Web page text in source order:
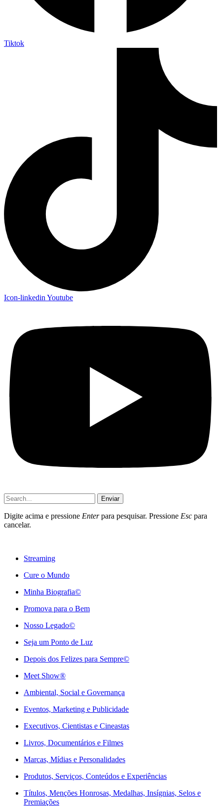
Tiktok
Icon-linkedin Youtube
Enviar
Digite acima e pressione Enterpara pesquisar. Pressione Esc para
cancelar.
Streaming
Cure o Mundo
Minha Biografia©
Promova para o Bem
Nosso Legado©
Seja um Ponto de Luz
Depois dos Felizes para Sempre©️
Meet Show®
Ambiental, Social e Governança
Eventos, Marketing e Publicidade
Executivos, Cientistas e Cineastas
⁠Livros, Documentários e Filmes
Marcas, Mídias e Personalidades
⁠Produtos, Serviços, Conteúdos e Experiências
Títulos, Menções Honrosas, Medalhas, Insígnias, Selos e
Premiações